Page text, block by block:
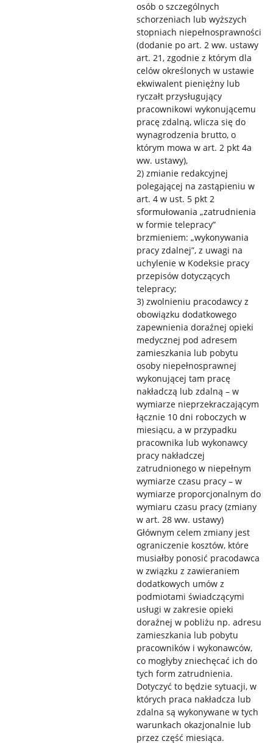
osób o szczególnych
schorzeniach lub wyższych
stopniach niepełnosprawności
(dodanie po art. 2 ww. ustawy
art. 21, zgodnie z którym dla
celów określonych w ustawie
ekwiwalent pieniężny lub
ryczałt przysługujący
pracownikowi wykonującemu
pracę zdalną, wlicza się do
wynagrodzenia brutto, o
którym mowa w art. 2 pkt 4a
ww. ustawy),
2) zmianie redakcyjnej
polegającej na zastąpieniu w
art. 4 w ust. 5 pkt 2
sformułowania „zatrudnienia
w formie telepracy”
brzmieniem: „wykonywania
pracy zdalnej”, z uwagi na
uchylenie w Kodeksie pracy
przepisów dotyczących
telepracy;
3) zwolnieniu pracodawcy z
obowiązku dodatkowego
zapewnienia doraźnej opieki
medycznej pod adresem
zamieszkania lub pobytu
osoby niepełnosprawnej
wykonującej tam pracę
nakładczą lub zdalną – w
wymiarze nieprzekraczającym
łącznie 10 dni roboczych w
miesiącu, a w przypadku
pracownika lub wykonawcy
pracy nakładczej
zatrudnionego w niepełnym
wymiarze czasu pracy – w
wymiarze proporcjonalnym do
wymiaru czasu pracy (zmiany
w art. 28 ww. ustawy)
Głównym celem zmiany jest
ograniczenie kosztów, które
musiałby ponosić pracodawca
w związku z zawieraniem
dodatkowych umów z
podmiotami świadczącymi
usługi w zakresie opieki
doraźnej w pobliżu np. adresu
zamieszkania lub pobytu
pracowników i wykonawców,
co mogłyby zniechęcać ich do
tych form zatrudnienia.
Dotyczyć to będzie sytuacji, w
których praca nakładcza lub
zdalna są wykonywane w tych
warunkach okazjonalnie lub
przez część miesiąca.